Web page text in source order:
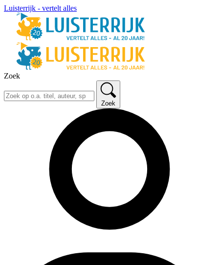
Luisterrijk - vertelt alles
Zoek
Zoek